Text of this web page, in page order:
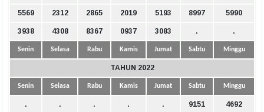
5569 2312 2865 2019 5193 8997 5990
3938 4308 8367 0937 3083 . .
Senin Selasa Rabu Kamis Jumat Sabtu Minggu
TAHUN 2022
Senin Selasa Rabu Kamis Jumat Sabtu Minggu
. . . . . 9151 4692